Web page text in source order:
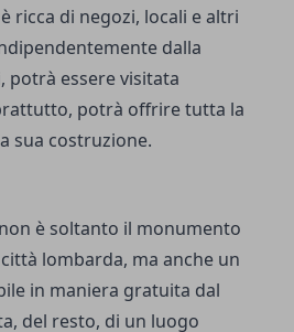
ricca di negozi, locali e altri
dalla
potrà essere visitata
potrà offrire tutta la
sua costruzione.
non è soltanto il monumento
lombarda, ma anche un
in maniera gratuita dal
del resto, di un luogo